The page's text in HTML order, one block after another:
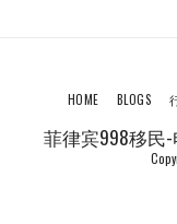
菲律宾998移民-
HOME BLOGS